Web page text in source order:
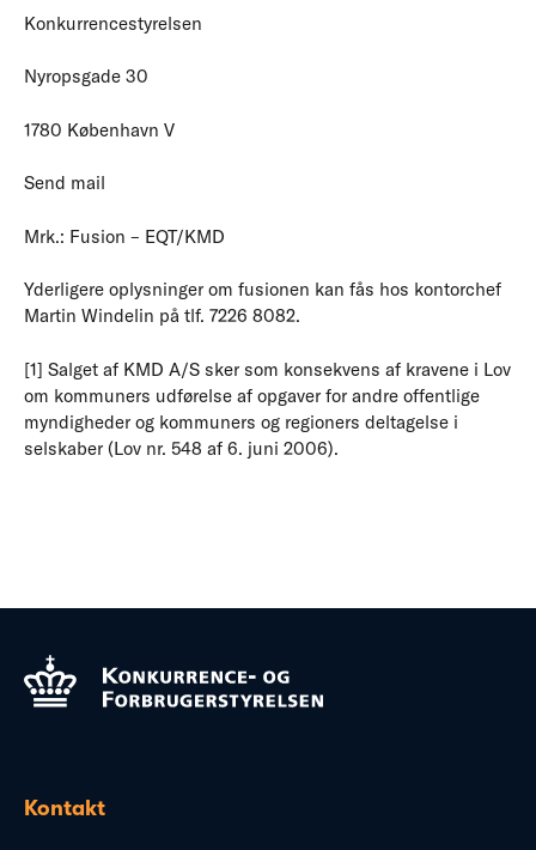
Konkurrencestyrelsen
Nyropsgade 30
1780 København V
Send mail
Mrk.: Fusion – EQT/KMD
Yderligere oplysninger om fusionen kan fås hos kontorchef
Martin Windelin på tlf. 7226 8082.
[1] Salget af KMD A/S sker som konsekvens af kravene i Lov
om kommuners udførelse af opgaver for andre offentlige
myndigheder og kommuners og regioners deltagelse i
selskaber (Lov nr. 548 af 6. juni 2006).
Kontakt